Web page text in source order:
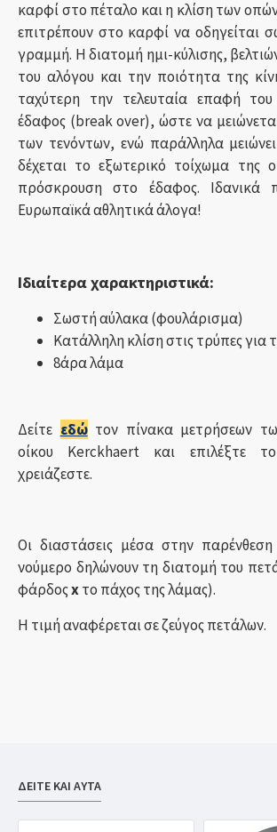
καρφί στο πέταλο και η κλίση των
επιτρέπουν στο καρφί να οδηγείται
γραμμή. Η διατομή ημι-κύλισης,
του αλόγου και την ποιότητα της
ταχύτερη την τελευταία επαφή
έδαφος (break over), ώστε να
των τενόντων, ενώ παράλληλα
δέχεται το εξωτερικό τοίχωμα της
πρόσκρουση στο έδαφος. Ιδανικά
Ευρωπαϊκά αθλητικά άλογα!
Ιδιαίτερα χαρακτηριστικά:
Σωστή αύλακα (φουλάρισμα)
Κατάλληλη κλίση στις τρύπες για
8άρα λάμα
Δείτε εδώτον πίνακα μετρήσεων
οίκου Kerckhaert και επιλέξτε
χρειάζεστε.
Οι διαστάσεις μέσα στην
νούμερο δηλώνουν τη διατομή του
φάρδοςxτο πάχος της λάμας).
Η τιμή αναφέρεται σε ζεύγος πετάλων.
ΔΕΙΤΕ ΚΑΙ ΑΥΤΑ